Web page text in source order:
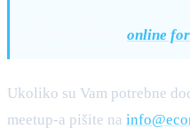
online
Ukoliko su Vam potrebne
meetup-a pišite na